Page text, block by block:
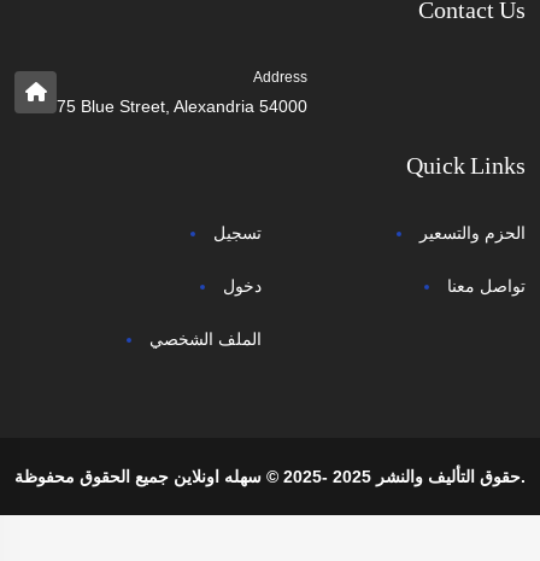
Contact Us
Address
75 Blue Street, Alexandria 54000
Quick Links
تسجيل
دخول
الملف الشخصي
الحزم والتسعير
تواصل معنا
حقوق التأليف والنشر 2025 -2025 © سهله اونلاين جميع الحقوق محفوظة.